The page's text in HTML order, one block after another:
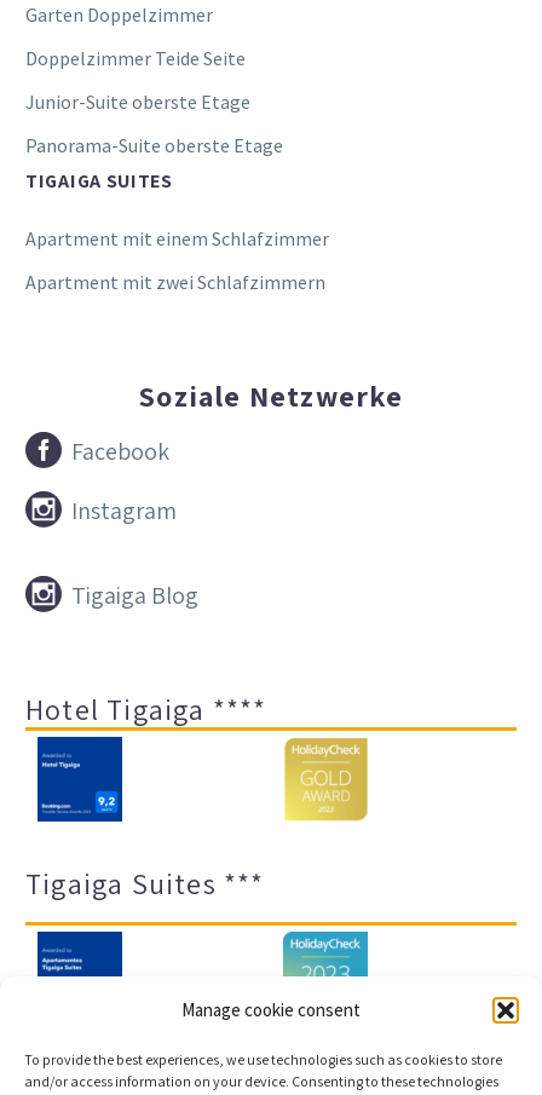
Manage cookie consent
To provide the best experiences, we use technologies such as cookies to store
and/or access information on your device. Consenting to these technologies
Garten Doppelzimmer
Doppelzimmer Teide Seite
Junior-Suite oberste Etage
Panorama-Suite oberste Etage
TIGAIGA SUITES
Apartment mit einem Schlafzimmer
Apartment mit zwei Schlafzimmern
Soziale Netzwerke

 Facebook

 Instagram

 Tigaiga Blog
Hotel Tigaiga ****
Tigaiga Suites ***